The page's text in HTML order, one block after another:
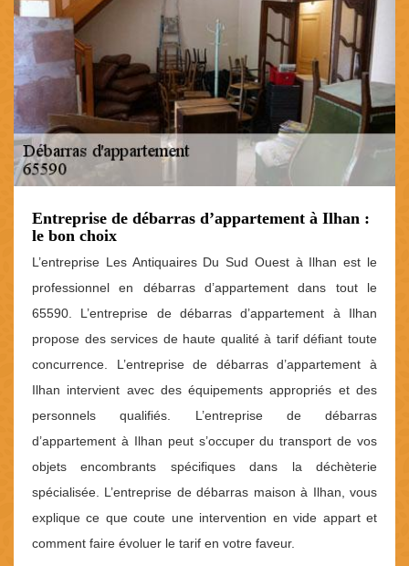
Entreprise de débarras d’appartement à Ilhan :
le bon choix
L’entreprise Les Antiquaires Du Sud Ouest à Ilhan est le
professionnel en débarras d’appartement dans tout le
65590. L’entreprise de débarras d’appartement à Ilhan
propose des services de haute qualité à tarif défiant toute
concurrence. L’entreprise de débarras d’appartement à
Ilhan intervient avec des équipements appropriés et des
personnels qualifiés. L’entreprise de débarras
d’appartement à Ilhan peut s’occuper du transport de vos
objets encombrants spécifiques dans la déchèterie
spécialisée. L’entreprise de débarras maison à Ilhan, vous
explique ce que coute une intervention en vide appart et
comment faire évoluer le tarif en votre faveur.